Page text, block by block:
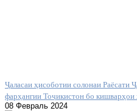
Ҷаласаи ҳисоботии солонаи Раёсати
фарҳангии Тоҷикистон бо
08 Февраль 2024